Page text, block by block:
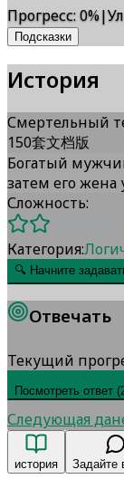
Прогресс:0%|
Подсказки
История
Смертельный
150套文档版
Богатый
затем его жена
Сложность:
Категория:
🔍 Начните
Отвечать
Текущий
Посмотреть ответ (
Следующая
история Задайте